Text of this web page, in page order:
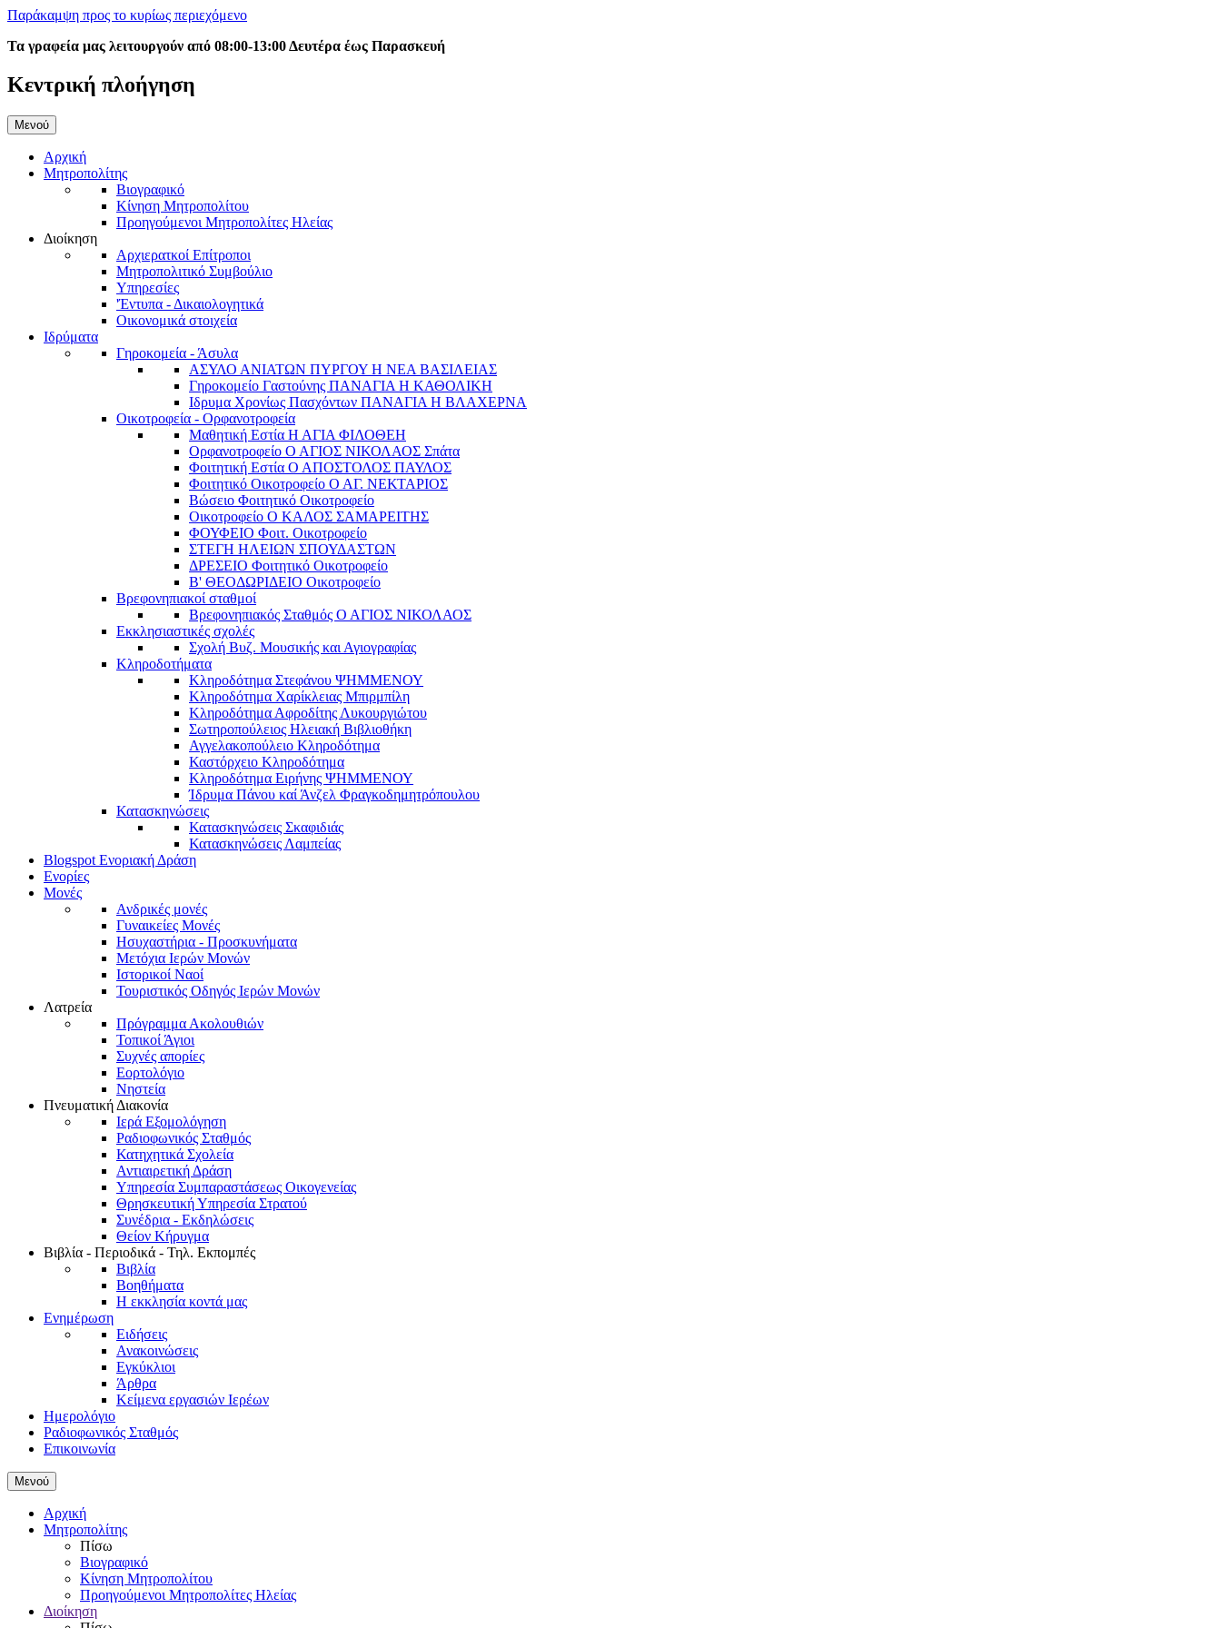
Παράκαμψη προς το κυρίως περιεχόμενο
Τα γραφεία μας λειτουργούν από 08:00-13:00 Δευτέρα έως Παρασκευή
Κεντρική πλοήγηση
Μενού
Αρχική
Μητροπολίτης
Βιογραφικό
Κίνηση Μητροπολίτου
Προηγούμενοι Μητροπολίτες Ηλείας
Διοίκηση
Αρχιερατκοί Επίτροποι
Μητροπολιτικό Συμβούλιο
Υπηρεσίες
'Έντυπα - Δικαιολογητικά
Οικονομικά στοιχεία
Ιδρύματα
Γηροκομεία - Άσυλα
ΑΣΥΛΟ ΑΝΙΑΤΩΝ ΠΥΡΓΟΥ Η ΝΕΑ ΒΑΣΙΛΕΙΑΣ
Γηροκομείο Γαστούνης ΠΑΝΑΓΙΑ Η ΚΑΘΟΛΙΚΗ
Ιδρυμα Χρονίως Πασχόντων ΠΑΝΑΓΙΑ Η ΒΛΑΧΕΡΝΑ
Οικοτροφεία - Ορφανοτροφεία
Μαθητική Εστία Η ΑΓΙΑ ΦΙΛΟΘΕΗ
Ορφανοτροφείο Ο ΑΓΙΟΣ ΝΙΚΟΛΑΟΣ Σπάτα
Φοιτητική Εστία Ο ΑΠΟΣΤΟΛΟΣ ΠΑΥΛΟΣ
Φοιτητικό Οικοτροφείο Ο ΑΓ. ΝΕΚΤΑΡΙΟΣ
Βώσειο Φοιτητικό Οικοτροφείο
Οικοτροφείο Ο ΚΑΛΟΣ ΣΑΜΑΡΕΙΤΗΣ
ΦΟΥΦΕΙΟ Φοιτ. Οικοτροφείο
ΣΤΕΓΗ ΗΛΕΙΩΝ ΣΠΟΥΔΑΣΤΩΝ
ΔΡΕΣΕΙΟ Φοιτητικό Οικοτροφείο
Β' ΘΕΟΔΩΡΙΔΕΙΟ Οικοτροφείο
Βρεφονηπιακοί σταθμοί
Βρεφονηπιακός Σταθμός Ο ΑΓΙΟΣ ΝΙΚΟΛΑΟΣ
Εκκλησιαστικές σχολές
Σχολή Βυζ. Μουσικής και Αγιογραφίας
Κληροδοτήματα
Κληροδότημα Στεφάνου ΨΗΜΜΕΝΟΥ
Κληροδότημα Χαρίκλειας Μπιρμπίλη
Κληροδότημα Αφροδίτης Λυκουργιώτου
Σωτηροπούλειος Ηλειακή Βιβλιοθήκη
Αγγελακοπούλειο Κληροδότημα
Καστόρχειο Κληροδότημα
Κληροδότημα Ειρήνης ΨΗΜΜΕΝΟΥ
Ίδρυμα Πάνου καί Άνζελ Φραγκοδημητρόπουλου
Κατασκηνώσεις
Κατασκηνώσεις Σκαφιδιάς
Κατασκηνώσεις Λαμπείας
Blogspot Ενοριακή Δράση
Ενορίες
Μονές
Ανδρικές μονές
Γυναικείες Μονές
Ησυχαστήρια - Προσκυνήματα
Μετόχια Ιερών Μονών
Ιστορικοί Ναοί
Τουριστικός Οδηγός Ιερών Μονών
Λατρεία
Πρόγραμμα Ακολουθιών
Τοπικοί Άγιοι
Συχνές απορίες
Εορτολόγιο
Νηστεία
Πνευματική Διακονία
Ιερά Εξομολόγηση
Ραδιοφωνικός Σταθμός
Κατηχητικά Σχολεία
Αντιαιρετική Δράση
Υπηρεσία Συμπαραστάσεως Οικογενείας
Θρησκευτική Υπηρεσία Στρατού
Συνέδρια - Εκδηλώσεις
Θείον Κήρυγμα
Βιβλία - Περιοδικά - Τηλ. Εκπομπές
Βιβλία
Βοηθήματα
Η εκκλησία κοντά μας
Ενημέρωση
Ειδήσεις
Ανακοινώσεις
Εγκύκλιοι
Άρθρα
Κείμενα εργασιών Ιερέων
Ημερολόγιο
Ραδιοφωνικός Σταθμός
Επικοινωνία
Μενού
Αρχική
Μητροπολίτης
Πίσω
Βιογραφικό
Κίνηση Μητροπολίτου
Προηγούμενοι Μητροπολίτες Ηλείας
Διοίκηση